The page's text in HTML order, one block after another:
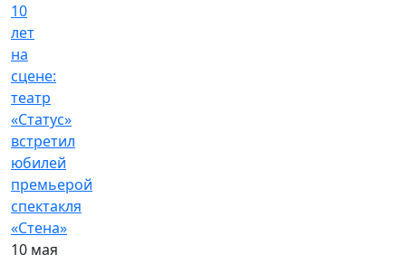
10
лет
на
сцене:
театр
«Статус»
встретил
юбилей
премьерой
спектакля
«Стена»
10 мая